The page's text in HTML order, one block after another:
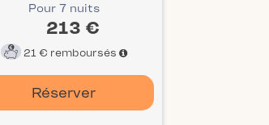
Pour 7 nuits
213 €
21 € remboursés
Réserver